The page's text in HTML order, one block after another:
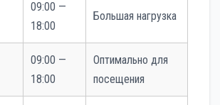
09:00 —
18:00
Большая нагрузка
09:00 —
18:00
Оптимально для
посещения